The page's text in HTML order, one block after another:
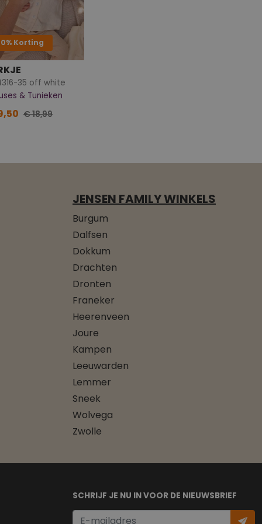
Korting
35 off white
& Tunieken
€ 18,99
JENSEN FAMILY WINKELS
Burgum
Dalfsen
Dokkum
Drachten
Dronten
Franeker
Heerenveen
Joure
Kampen
Leeuwarden
Lemmer
Sneek
Wolvega
Zwolle
SCHRIJF JE NU IN VOOR DE NIEUWSBRIEF